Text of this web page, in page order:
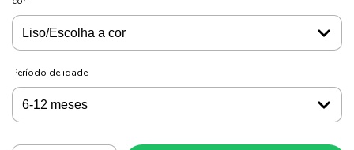
Período de idade